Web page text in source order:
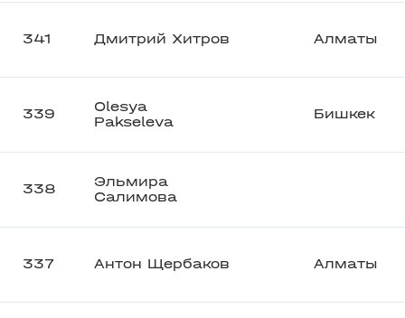
341 Дмитрий Хитров Алматы
339
Olesya
Pakseleva
Бишкек
338
Эльмира
Салимова
337 Антон Щербаков Алматы